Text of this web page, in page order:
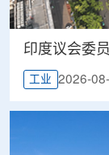
印度议会委
工业 2026-